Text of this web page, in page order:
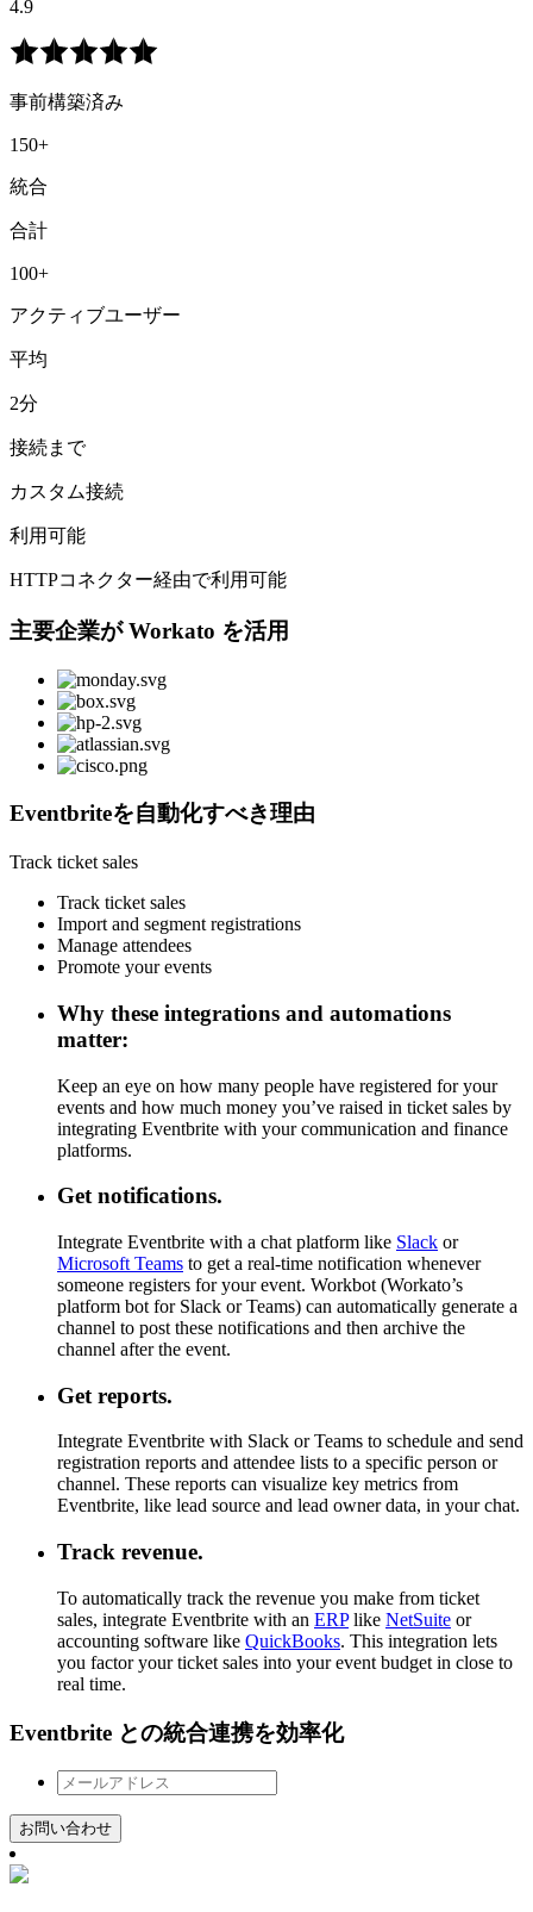
4.9
事前構築済み
150+
統合
合計
100+
アクティブユーザー
平均
2分
接続まで
カスタム接続
利用可能
HTTPコネクター経由で利用可能
主要企業が Workato を活用
Eventbriteを自動化すべき理由
Track ticket sales
Track ticket sales
Import and segment registrations
Manage attendees
Promote your events
Why these integrations and automations
matter:
Keep an eye on how many people have registered for your
events and how much money you’ve raised in ticket sales by
integrating Eventbrite with your communication and finance
platforms.
Get notifications.
Integrate Eventbrite with a chat platform like Slack or
Microsoft Teams to get a real-time notification whenever
someone registers for your event. Workbot (Workato’s
platform bot for Slack or Teams) can automatically generate a
channel to post these notifications and then archive the
channel after the event.
Get reports.
Integrate Eventbrite with Slack or Teams to schedule and send
registration reports and attendee lists to a specific person or
channel. These reports can visualize key metrics from
Eventbrite, like lead source and lead owner data, in your chat.
Track revenue.
To automatically track the revenue you make from ticket
sales, integrate Eventbrite with an ERPlike NetSuite or
accounting software like QuickBooks. This integration lets
you factor your ticket sales into your event budget in close to
real time.
Eventbrite との統合連携を効率化
お問い合わせ